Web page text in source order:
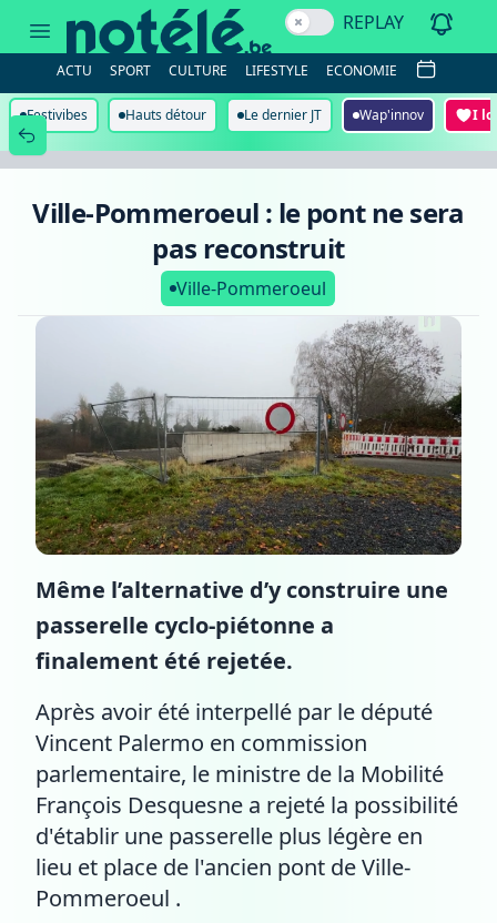
Pommeroeul
ne
sera
pas
reconstruit
REPLAY
ACTU SPORT CULTURE LIFESTYLE ECONOMIE
Festivibes Hauts détour Le dernier JT Wap'innov I
Ville-Pommeroeul : le pont ne sera
pas reconstruit
Ville-Pommeroeul
Même l’alternative d’y construire une
passerelle cyclo-piétonne a
finalement été rejetée.
Après avoir été interpellé par le député
Vincent Palermo en commission
parlementaire, le ministre de la Mobilité
François Desquesne a rejeté la possibilité
d'établir une passerelle plus légère en
lieu et place de l'ancien pont de Ville-
Pommeroeul .